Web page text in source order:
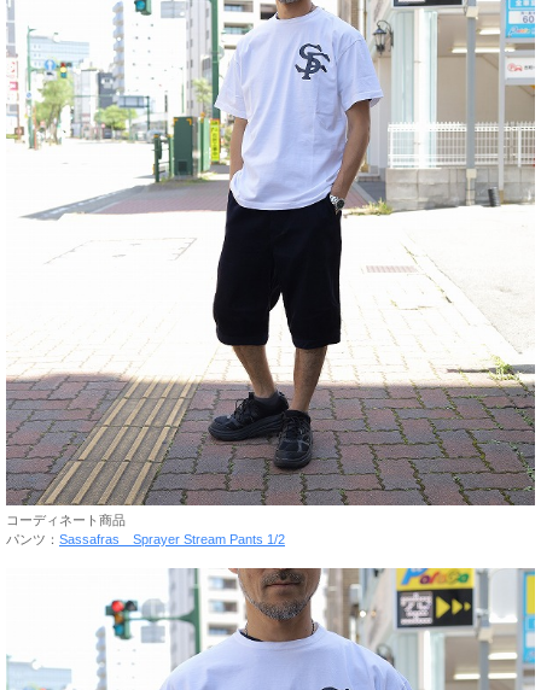
コーディネート商品
パンツ： Sassafras Sprayer Stream Pants 1/2